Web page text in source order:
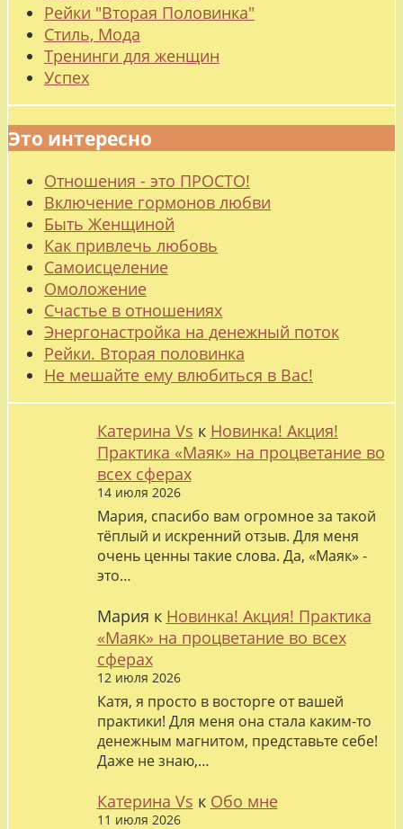
Рейки "Вторая Половинка"
Стиль, Мода
Тренинги для женщин
Успех
Это интересно
Отношения - это ПРОСТО!
Включение гормонов любви
Быть Женщиной
Как привлечь любовь
Самоисцеление
Омоложение
Счастье в отношениях
Энергонастройка на денежный поток
Рейки. Вторая половинка
Не мешайте ему влюбиться в Вас!
Катерина Vs к Новинка! Акция!
Практика «Маяк» на процветание во
всех сферах
14 июля 2026
Мария, спасибо вам огромное за такой
тёплый и искренний отзыв. Для меня
очень ценны такие слова. Да, «Маяк» -
это…
Мария к Новинка! Акция! Практика
«Маяк» на процветание во всех
сферах
12 июля 2026
Катя, я просто в восторге от вашей
практики! Для меня она стала каким-то
денежным магнитом, представьте себе!
Даже не знаю,…
Катерина Vs к Обо мне
11 июля 2026